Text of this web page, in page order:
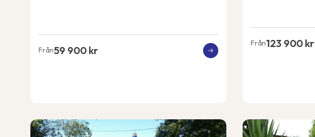
Från59 900 kr
Från123 900 kr